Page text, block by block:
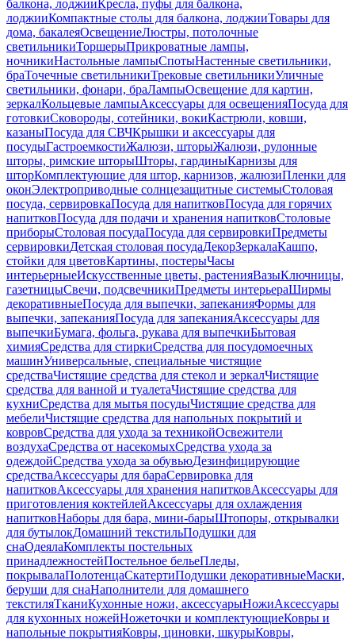
балкона, лоджииКресла, пуфы для балкона,
лоджииКомпактные столы для балкона, лоджииТовары для
дома, бакалеяОсвещениеЛюстры, потолочные
светильникиТоршерыПрикроватные лампы,
ночникиНастольные лампыСпотыНастенные светильники,
браТочечные светильникиТрековые светильникиУличные
светильники, фонари, браЛампыОсвещение для картин,
зеркалКольцевые лампыАксессуары для освещенияПосуда для
готовкиСковороды, сотейники, вокиКастрюли, ковши,
казаныПосуда для СВЧКрышки и аксессуары для
посудыГастроемкостиЖалюзи, шторыЖалюзи, рулонные
шторы, римские шторыШторы, гардиныКарнизы для
шторКомплектующие для штор, карнизов, жалюзиПленки для
оконЭлектроприводные солнцезащитные системыСтоловая
посуда, сервировкаПосуда для напитковПосуда для горячих
напитковПосуда для подачи и хранения напитковСтоловые
приборыСтоловая посудаПосуда для сервировкиПредметы
сервировкиДетская столовая посудаДекорЗеркалаКашпо,
стойки для цветовКартины, постерыЧасы
интерьерныеИскусственные цветы, растенияВазыКлючницы,
газетницыСвечи, подсвечникиПредметы интерьераШирмы
декоративныеПосуда для выпечки, запеканияФормы для
выпечки, запеканияПосуда для запеканияАксессуары для
выпечкиБумага, фольга, рукава для выпечкиБытовая
химияСредства для стиркиСредства для посудомоечных
машинУниверсальные, специальные чистящие
средстваЧистящие средства для стекол и зеркалЧистящие
средства для ванной и туалетаЧистящие средства для
кухниСредства для мытья посудыЧистящие средства для
мебелиЧистящие средства для напольных покрытий и
ковровСредства для ухода за техникойОсвежители
воздухаСредства от насекомыхСредства ухода за
одеждойСредства ухода за обувьюДезинфицирующие
средстваАксессуары для бараСервировка для
напитковАксессуары для хранения напитковАксессуары для
приготовления коктейлейАксессуары для охлаждения
напитковНаборы для бара, мини-барыШтопоры, открывалки
для бутылокДомашний текстильПодушки для
снаОдеялаКомплекты постельных
принадлежностейПостельное бельеПледы,
покрывалаПолотенцаСкатертиПодушки декоративныеМаски,
беруши для снаНаполнители для домашнего
текстиляТканиКухонные ножи, аксессуарыНожиАксессуары
для кухонных ножейНожеточки и комплектующиеКовры и
напольные покрытияКовры, циновки, шкурыКовры,